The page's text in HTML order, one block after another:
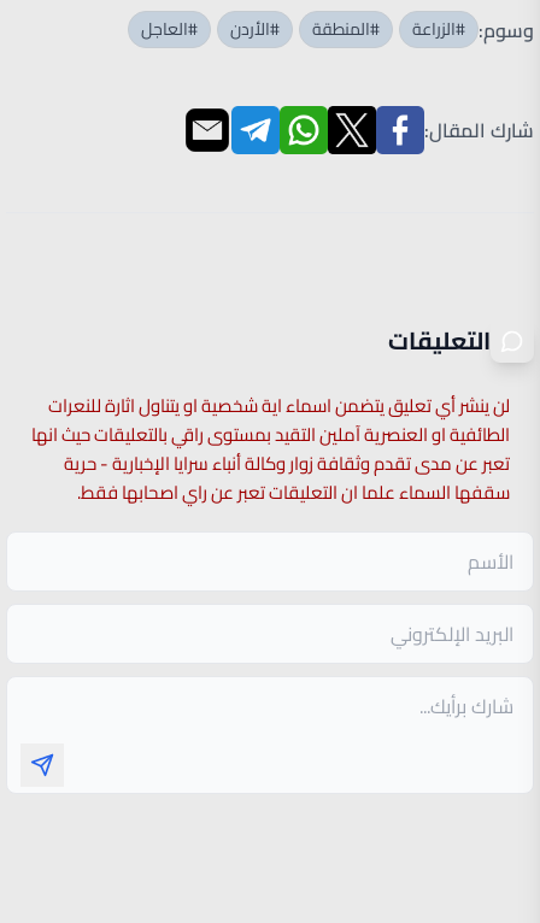
وسوم: #الزراعة #المنطقة #الأردن #العاجل
شارك المقال:
التعليقات
لن ينشر أي تعليق يتضمن اسماء اية شخصية او يتناول اثارة للنعرات
الطائفية او العنصرية آملين التقيد بمستوى راقي بالتعليقات حيث انها
تعبر عن مدى تقدم وثقافة زوار وكالة أنباء سرايا الإخبارية - حرية
سقفها السماء علما ان التعليقات تعبر عن راي اصحابها فقط.